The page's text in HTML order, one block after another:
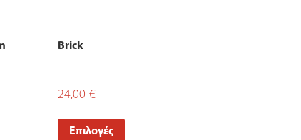
Brick
24,00 €
Επιλογές